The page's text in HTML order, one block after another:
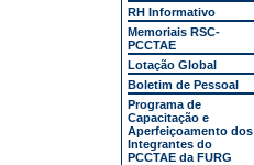
RH Informativo
Memoriais RSC-
PCCTAE
Lotação Global
Boletim de Pessoal
Programa de
Capacitação e
Aperfeiçoamento dos
Integrantes do
PCCTAE da FURG